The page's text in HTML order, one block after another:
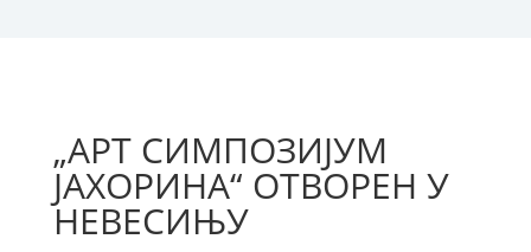
„АРТ СИМПОЗИЈУМ
ЈАХОРИНА“ ОТВОРЕН У
НЕВЕСИЊУ